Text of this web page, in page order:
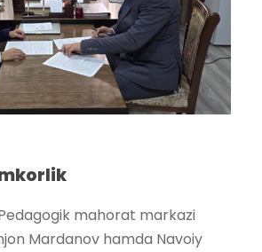
mahorat markazi
Mardanov hamda Navoiy